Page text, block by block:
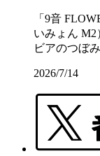
「9音
いみょん
ビアのつぼ
2026/7/14